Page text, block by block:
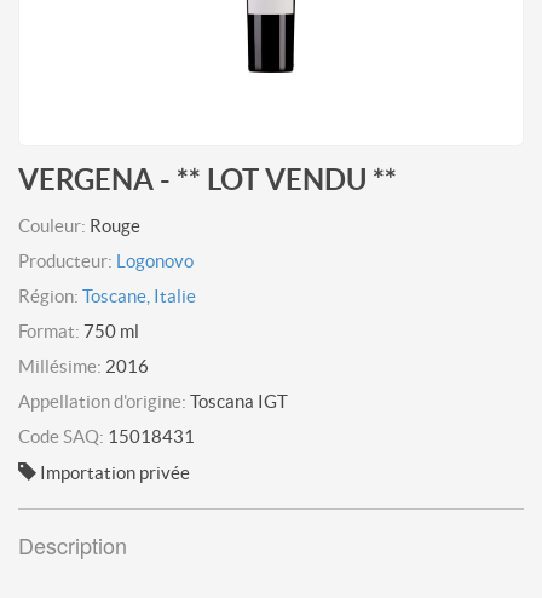
VERGENA - ** LOT VENDU **
Couleur: Rouge
Producteur: Logonovo
Région: Toscane, Italie
Format: 750 ml
Millésime: 2016
Appellation d'origine: Toscana IGT
Code SAQ: 15018431
Importation privée
Description